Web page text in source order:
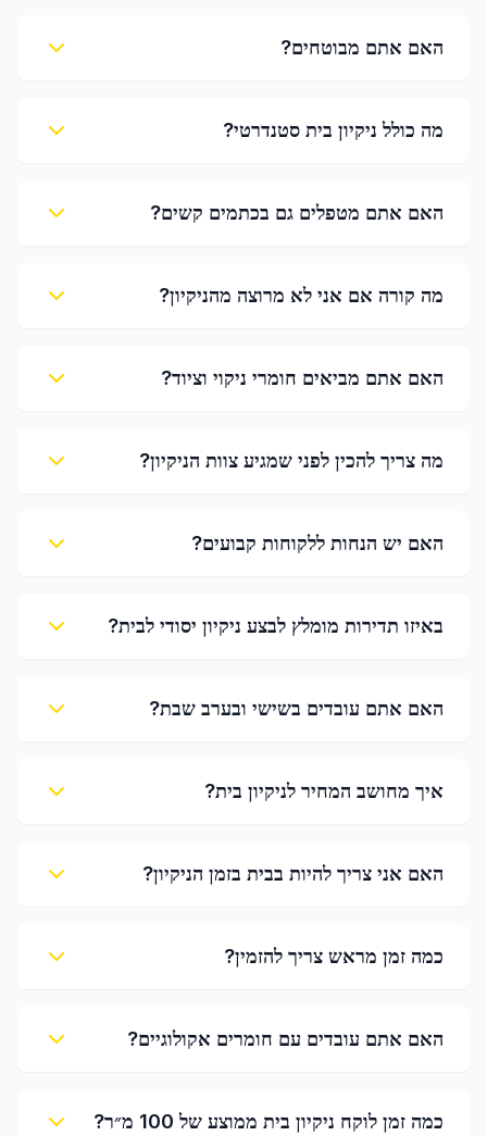
האם אתם מבוטחים?
מה כולל ניקיון בית סטנדרטי?
האם אתם מטפלים גם בכתמים קשים?
מה קורה אם אני לא מרוצה מהניקיון?
האם אתם מביאים חומרי ניקוי וציוד?
מה צריך להכין לפני שמגיע צוות הניקיון?
האם יש הנחות ללקוחות קבועים?
באיזו תדירות מומלץ לבצע ניקיון יסודי לבית?
האם אתם עובדים בשישי ובערב שבת?
איך מחושב המחיר לניקיון בית?
האם אני צריך להיות בבית בזמן הניקיון?
כמה זמן מראש צריך להזמין?
האם אתם עובדים עם חומרים אקולוגיים?
כמה זמן לוקח ניקיון בית ממוצע של 100 מ״ר?